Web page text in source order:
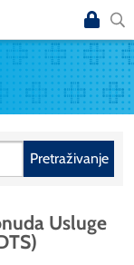
Pretraživanje
Usluge